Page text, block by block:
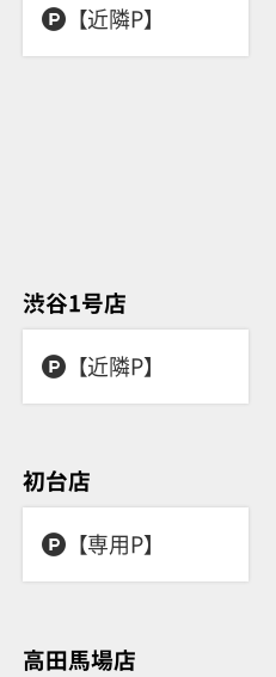
【近隣P】
渋谷1号店
【近隣P】
初台店
【専用P】
高田馬場店